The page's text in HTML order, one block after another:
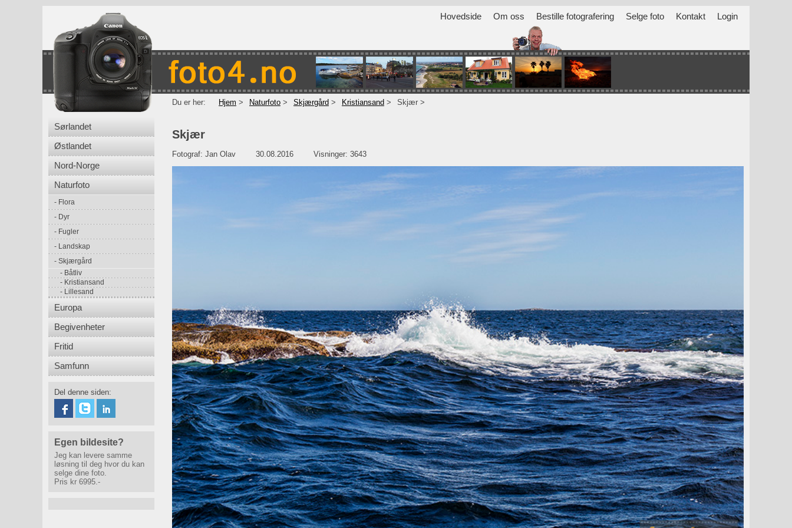
Hovedside Om oss Bestille fotografering Selge foto Kontakt Login
Du er her: Hjem Naturfoto Skjærgård Kristiansand Skjær
Skjær
Fotograf: Jan Olav 30.08.2016 Visninger: 3643
Sørlandet
Østlandet
Nord-Norge
Naturfoto
Flora
Dyr
Fugler
Landskap
Skjærgård
Båtliv
Kristiansand
Lillesand
Europa
Begivenheter
Fritid
Samfunn
Del denne siden:
Egen bildesite?
Jeg kan levere samme
løsning til deg hvor du kan
selge dine foto.
Pris kr 6995.-